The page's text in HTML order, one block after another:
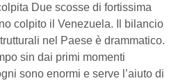
Due scosse di fortissima
colpito il Venezuela. Il bilancio
nel Paese è drammatico.
sin dai primi momenti
sono enormi e serve l’aiuto di